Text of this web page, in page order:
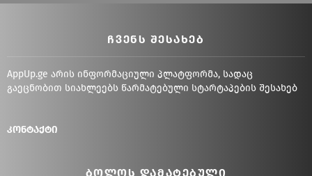
ᲩᲕᲔᲜᲡ ᲨᲔᲡᲐᲮᲔᲑ
AppUp.ge არის ინფორმაციული პლატფორმა, სადაც
გაეცნობით სიახლეებს წარმატებული სტარტაპების შესახებ
კონტაქტი
ᲑᲝᲚᲝᲡ ᲓᲐᲛᲐᲢᲔᲑᲣᲚᲘ